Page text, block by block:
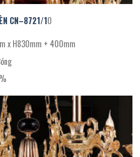
CN–8721/10
x H830mm + 400mm